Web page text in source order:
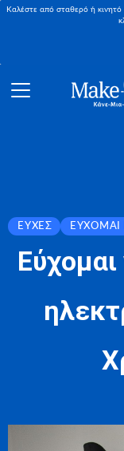
Καλέστε από σταθερό ή
ΕΥΧΈΣ